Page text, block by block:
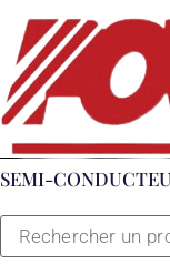
au
contenu
SEMI-
Search